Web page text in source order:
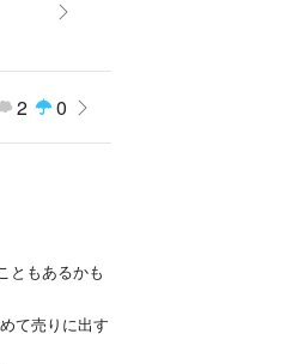
2 0
ともあるかも
て売りに出す